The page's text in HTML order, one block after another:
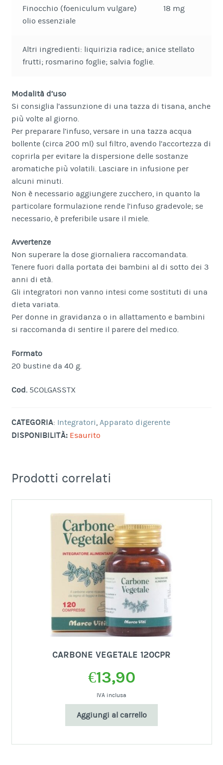
Finocchio (foeniculum vulgare)
olio essenziale
18 mg
Altri ingredienti: liquirizia radice; anice stellato
frutti; rosmarino foglie; salvia foglie.
Modalità d’uso
Si consiglia l’assunzione di una tazza di tisana, anche
più volte al giorno.
Per preparare l’infuso, versare in una tazza acqua
bollente (circa 200 ml) sul filtro, avendo l’accortezza di
coprirla per evitare la dispersione delle sostanze
aromatiche più volatili. Lasciare in infusione per
alcuni minuti.
Non è necessario aggiungere zucchero, in quanto la
particolare formulazione rende l’infuso gradevole; se
necessario, è preferibile usare il miele.
Avvertenze
Non superare la dose giornaliera raccomandata.
Tenere fuori dalla portata dei bambini al di sotto dei 3
anni di età.
Gli integratori non vanno intesi come sostituti di una
dieta variata.
Per donne in gravidanza o in allattamento e bambini
si raccomanda di sentire il parere del medico.
Formato
20 bustine da 40 g.
Cod.5COLGASSTX
CATEGORIA: Integratori, Apparato digerente
DISPONIBILITÀ: Esaurito
Prodotti correlati
CARBONE VEGETALE 120CPR
€13,90
IVA inclusa
Aggiungi al carrello